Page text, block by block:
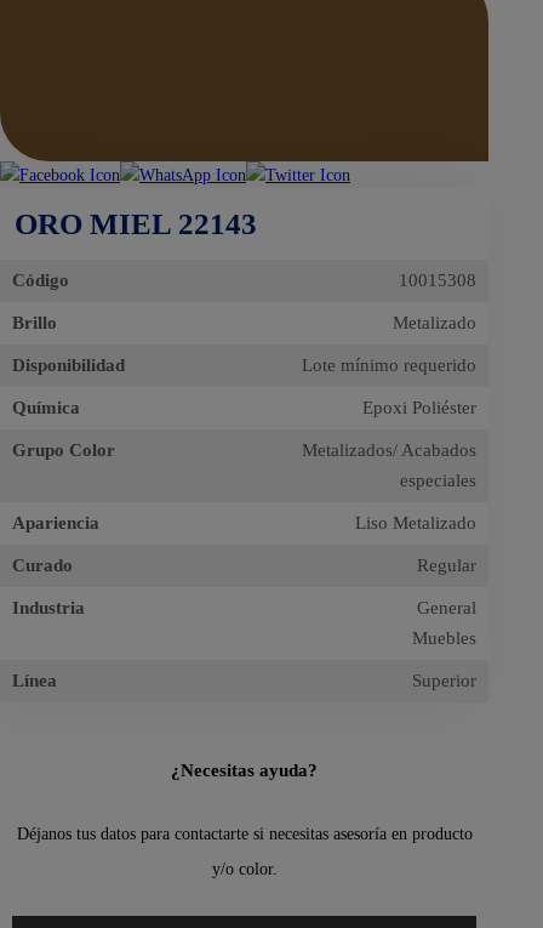
ORO MIEL 22143
Código 10015308
Brillo Metalizado
Disponibilidad Lote mínimo requerido
Química Epoxi Poliéster
Grupo Color
Metalizados/ Acabados
especiales
Apariencia Liso Metalizado
Curado Regular
Industria
General
Muebles
Línea Superior
¿Necesitas ayuda?
Déjanos tus datos para contactarte si necesitas asesoría en producto
y/o color.